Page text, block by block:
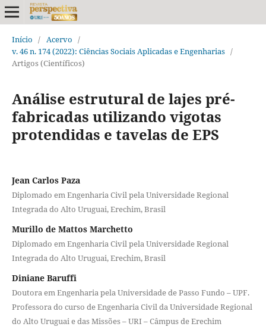
Início / Acervo /
v. 46 n. 174 (2022): Ciências Sociais Aplicadas e Engenharias /
Artigos (Científicos)
Análise estrutural de lajes pré-
fabricadas utilizando vigotas
protendidas e tavelas de EPS
Jean Carlos Paza
Diplomado em Engenharia Civil pela Universidade Regional
Integrada do Alto Uruguai, Erechim, Brasil
Murillo de Mattos Marchetto
Diplomado em Engenharia Civil pela Universidade Regional
Integrada do Alto Uruguai, Erechim, Brasil
Diniane Baruffi
Doutora em Engenharia pela Universidade de Passo Fundo – UPF.
Professora do curso de Engenharia Civil da Universidade Regional
do Alto Uruguai e das Missões – URI – Câmpus de Erechim